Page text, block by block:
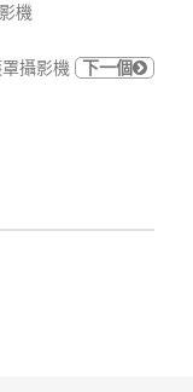
機
攝影機 下一個